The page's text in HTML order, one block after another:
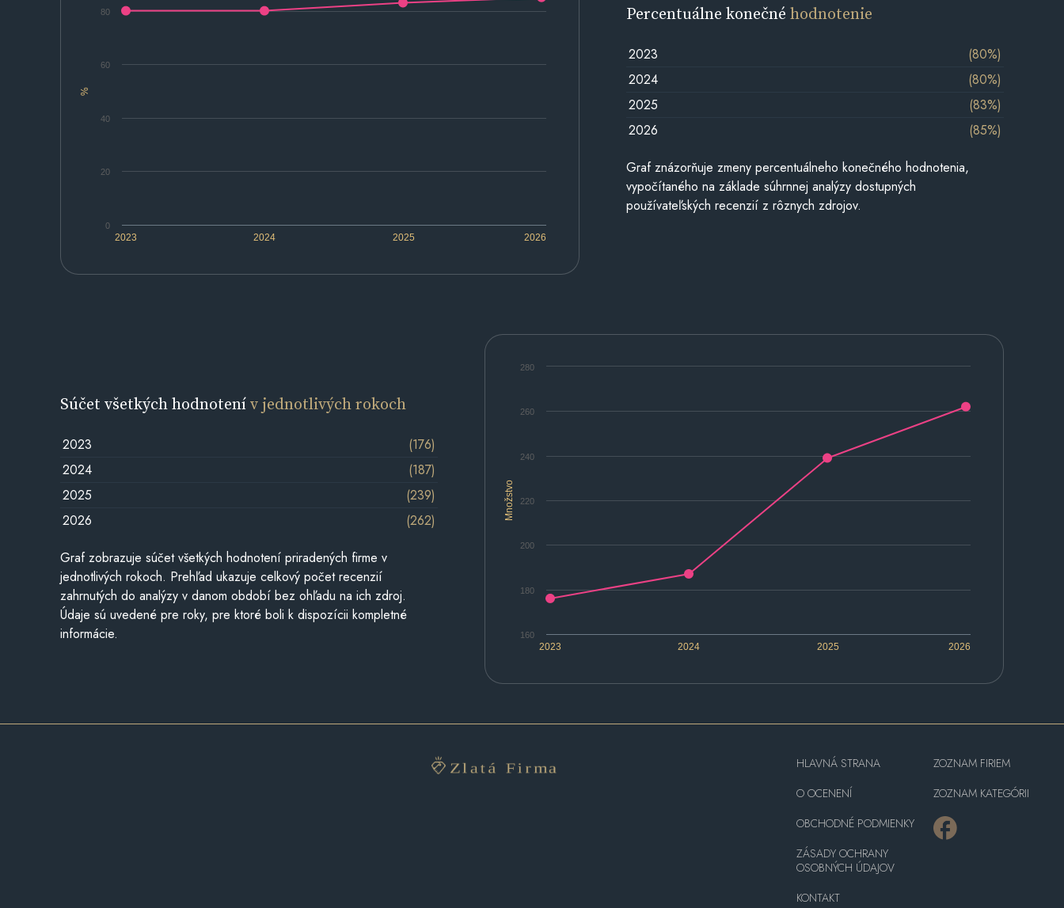
%
2023 2024 2025 2026
0
20
40
60
80 Percentuálne konečnéhodnotenie
2023
(80%)
2024
(80%)
2025
(83%)
2026
(85%)
Graf znázorňuje zmeny percentuálneho konečného hodnotenia,
vypočítaného na základe súhrnnej analýzy dostupných
používateľských recenzií z rôznych zdrojov.
Množstvo
2023 2024 2025 2026
160
180
200
220
240
260
280
Súčet všetkých hodnotenív jednotlivých rokoch
2023
(176)
2024
(187)
2025
(239)
2026
(262)
Graf zobrazuje súčet všetkých hodnotení priradených firme v
jednotlivých rokoch. Prehľad ukazuje celkový počet recenzií
zahrnutých do analýzy v danom období bez ohľadu na ich zdroj.
Údaje sú uvedené pre roky, pre ktoré boli k dispozícii kompletné
informácie.
HLAVNÁ STRANA
O OCENENÍ
OBCHODNÉ PODMIENKY
ZÁSADY OCHRANY
OSOBNÝCH ÚDAJOV
KONTAKT
ZOZNAM FIRIEM
ZOZNAM KATEGÓRII